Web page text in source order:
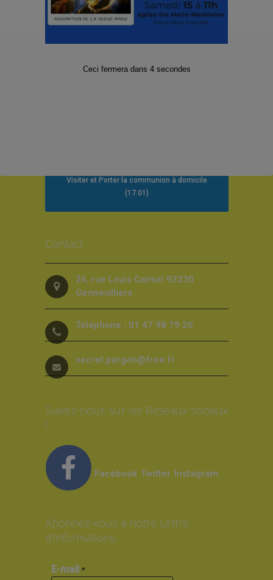
Paroisse de Gennevilliers et Asnières-
Visiter et Porter la communion à domicile
(17.01)
Contact
26, rue Louis Calmel 92230
Gennevilliers
Téléphone : 01 47 98 79 26
secret.pargen@free.fr
Suivez-nous sur les Réseaux sociaux
!
Facebook Twitter Instagram
Abonnez-vous à notre Lettre
d’informations
E-mail *
Ceci fermera dans 4secondes